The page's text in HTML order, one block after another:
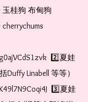
玉桂狗 布甸狗
2️⃣夏娃
Linabell 等等）
3️⃣夏娃